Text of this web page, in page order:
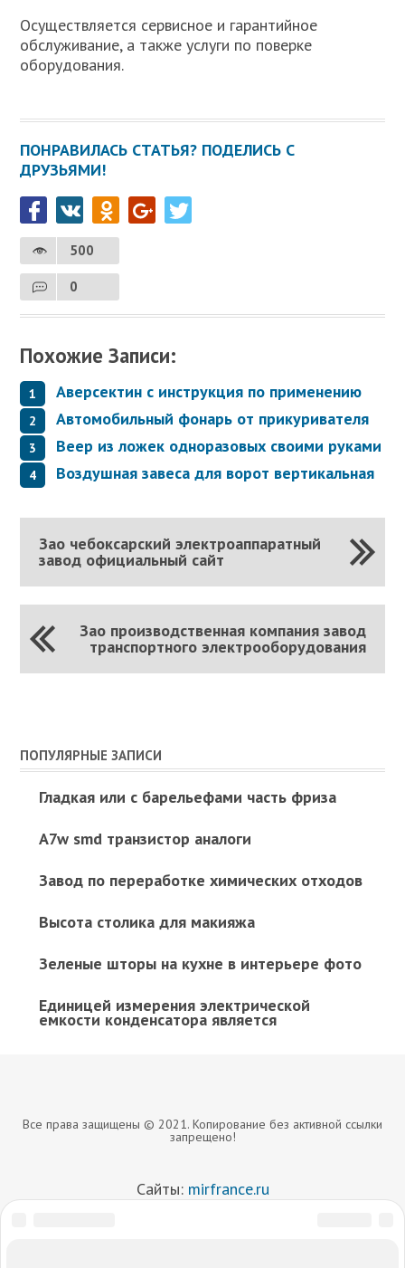
Осуществляется сервисное и гарантийное
обслуживание, а также услуги по поверке
оборудования.
ПОНРАВИЛАСЬ СТАТЬЯ? ПОДЕЛИСЬ С
ДРУЗЬЯМИ!
500
0
Похожие Записи:
Аверсектин с инструкция по применению
Автомобильный фонарь от прикуривателя
Веер из ложек одноразовых своими руками
Воздушная завеса для ворот вертикальная
Зао чебоксарский электроаппаратный
завод официальный сайт
Зао производственная компания завод
транспортного электрооборудования
ПОПУЛЯРНЫЕ ЗАПИСИ
Гладкая или с барельефами часть фриза
A7w smd транзистор аналоги
Завод по переработке химических отходов
Высота столика для макияжа
Зеленые шторы на кухне в интерьере фото
Единицей измерения электрической
емкости конденсатора является
Все права защищены © 2021. Копирование без активной ссылки
запрещено!
Сайты: mirfrance.ru